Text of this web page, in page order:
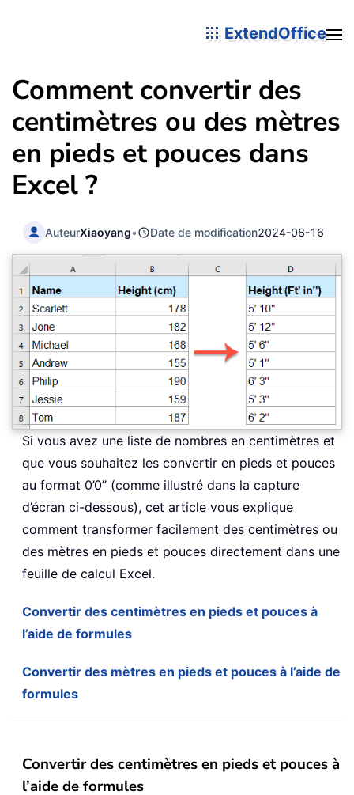
ExtendOffice
Comment convertir des
centimètres ou des mètres
en pieds et pouces dans
Excel ?
AuteurXiaoyang• Date de modification2024-08-16
Si vous avez une liste de nombres en centimètres et
que vous souhaitez les convertir en pieds et pouces
au format 0’0’’ (comme illustré dans la capture
d’écran ci-dessous), cet article vous explique
comment transformer facilement des centimètres ou
des mètres en pieds et pouces directement dans une
feuille de calcul Excel.
Convertir des centimètres en pieds et pouces à
l’aide de formules
Convertir des mètres en pieds et pouces à l’aide de
formules
Convertir des centimètres en pieds et pouces à
l’aide de formules